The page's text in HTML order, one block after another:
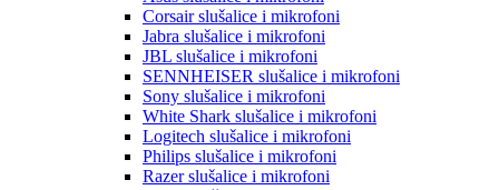
Corsair slušalice i mikrofoni
Jabra slušalice i mikrofoni
JBL slušalice i mikrofoni
SENNHEISER slušalice i mikrofoni
Sony slušalice i mikrofoni
White Shark slušalice i mikrofoni
Logitech slušalice i mikrofoni
Philips slušalice i mikrofoni
Razer slušalice i mikrofoni